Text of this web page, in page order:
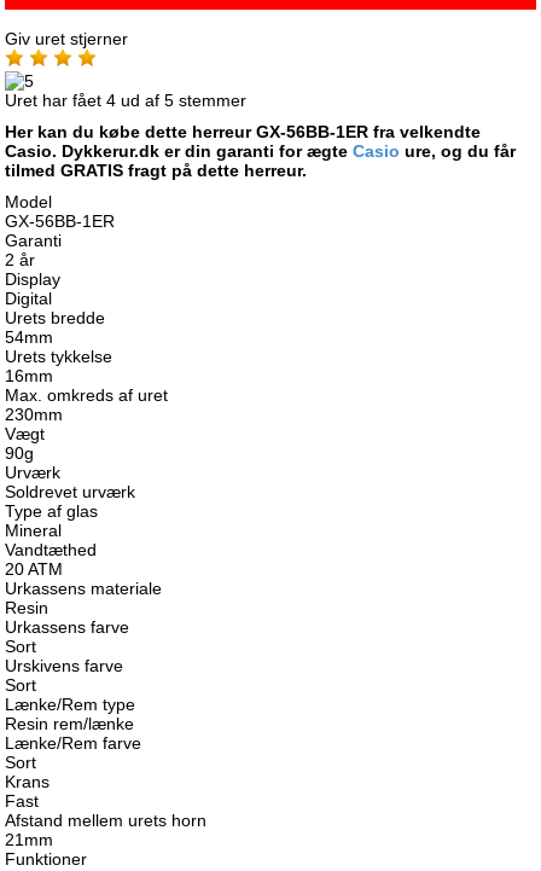
Giv uret stjerner
Uret har fået 4 ud af 5 stemmer
Her kan du købe dette herreur GX-56BB-1ER fra velkendte
Casio. Dykkerur.dk er din garanti for ægte Casio ure, og du får
tilmed GRATIS fragt på dette herreur.
Model
GX-56BB-1ER
Garanti
2 år
Display
Digital
Urets bredde
54mm
Urets tykkelse
16mm
Max. omkreds af uret
230mm
Vægt
90g
Urværk
Soldrevet urværk
Type af glas
Mineral
Vandtæthed
20 ATM
Urkassens materiale
Resin
Urkassens farve
Sort
Urskivens farve
Sort
Lænke/Rem type
Resin rem/lænke
Lænke/Rem farve
Sort
Krans
Fast
Afstand mellem urets horn
21mm
Funktioner